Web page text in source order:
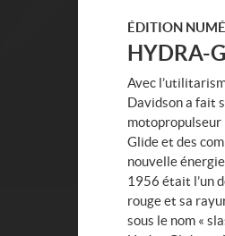
ÉDITION
HYDRA-
Avec
Davidson a fait
motopropulseur
Glide et des
nouvelle
1956 était l’un
rouge et sa
sous le nom «